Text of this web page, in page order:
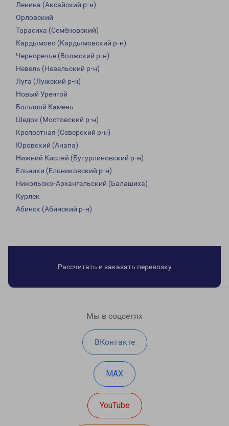
Ленина (Аксайский р-н)
Орловский
Тарасиха (Семёновский)
Кардымово (Кардымовский р-н)
Черноречье (Волжский р-н)
Невель (Невельский р-н)
Луга (Лужский р-н)
Новый Уренгой
Большой Камень
Шедок (Мостовский р-н)
Крепостная (Северский р-н)
Юровский (Анапа)
Нижний Кисляй (Бутурлиновский р-н)
Ельники (Ельниковский р-н)
Никольско-Архангельский (Балашиха)
Курлек
Абинск (Абинский р-н)
Рассчитать и заказать перевозку
Мы в соцсетях
ВКонтакте
MAX
YouTube